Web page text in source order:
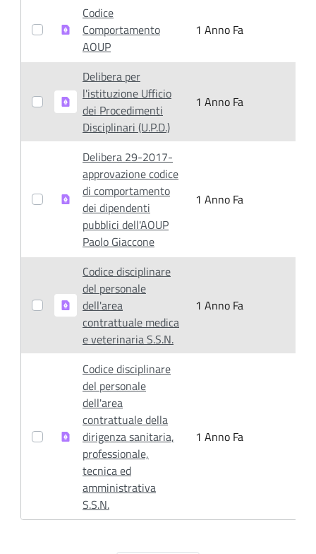
Codice
Comportamento
AOUP
1 Anno Fa
Delibera per
l'istituzione Ufficio
dei Procedimenti
Disciplinari (U.P.D.)
1 Anno Fa
Delibera 29-2017-
approvazione codice
di comportamento
dei dipendenti
pubblici dell'AOUP
Paolo Giaccone
1 Anno Fa
Codice disciplinare
del personale
dell'area
contrattuale medica
e veterinaria S.S.N.
1 Anno Fa
Codice disciplinare
del personale
dell'area
contrattuale della
dirigenza sanitaria,
professionale,
tecnica ed
amministrativa
S.S.N.
1 Anno Fa